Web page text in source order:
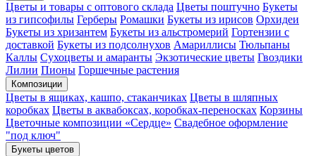
Цветы и товары с оптового склада Цветы поштучно Букеты
из гипсофилы Герберы Ромашки Букеты из ирисов Орхидеи
Букеты из хризантем Букеты из альстромерий Гортензии с
доставкой Букеты из подсолнухов Амариллисы Тюльпаны
Каллы Сухоцветы и амаранты Экзотические цветы Гвоздики
Лилии Пионы Горшечные растения
Композиции
Цветы в ящиках, кашпо, стаканчиках Цветы в шляпных
коробках Цветы в аквабоксах, коробках-переносках Корзины
Цветочные композиции «Сердце» Свадебное оформление
"под ключ"
Букеты цветов